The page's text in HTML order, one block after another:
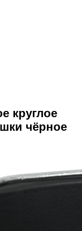
круглое
чёрное